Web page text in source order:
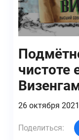
чистоте
26 октября
Поделиться: